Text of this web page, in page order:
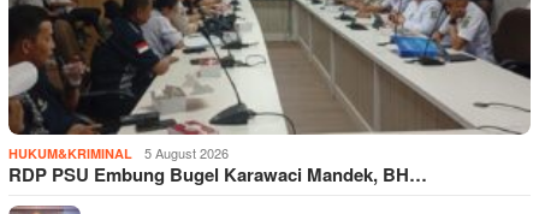
HUKUM&KRIMINAL 5 August 2026
RDP PSU Embung Bugel Karawaci Mandek, BH…